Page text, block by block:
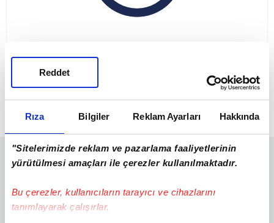
Rıza Bilgiler Reklam Ayarları Hakkında
"Sitelerimizde reklam ve pazarlama faaliyetlerinin
yürütülmesi amaçları ile çerezler kullanılmaktadır.
Bu çerezler, kullanıcıların tarayıcı ve cihazlarını
tanımlayarak çalışırlar.
Reddet
1. tur Erbaaspor
(3) 1:1 (1)
Tokat Belediye Plevne Spor